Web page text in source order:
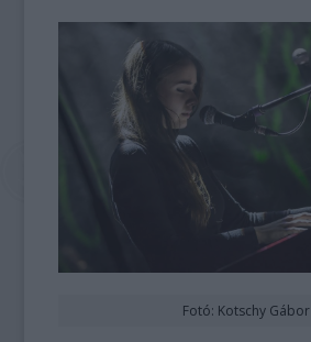
Fotó: Kotschy Gábor